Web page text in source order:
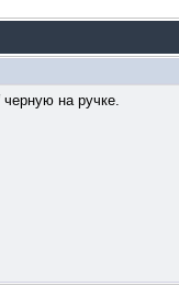
на ручке.